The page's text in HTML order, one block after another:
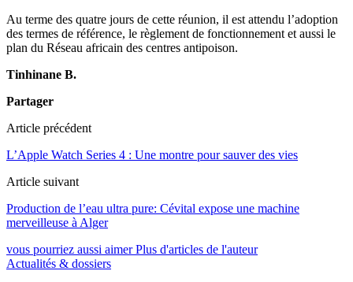
Au terme des quatre jours de cette réunion, il est attendu l’adoption
des termes de référence, le règlement de fonctionnement et aussi le
plan du Réseau africain des centres antipoison.
Tinhinane B.
Partager
Article précédent
L’Apple Watch Series 4 : Une montre pour sauver des vies
Article suivant
Production de l’eau ultra pure: Cévital expose une machine
merveilleuse à Alger
vous pourriez aussi aimer Plus d'articles de l'auteur
Actualités & dossiers